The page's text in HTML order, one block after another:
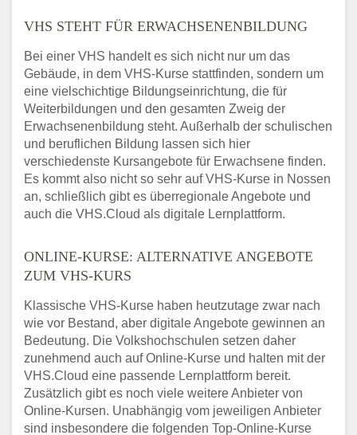
VHS STEHT FÜR ERWACHSENENBILDUNG
Bei einer VHS handelt es sich nicht nur um das
Gebäude, in dem VHS-Kurse stattfinden, sondern um
eine vielschichtige Bildungseinrichtung, die für
Weiterbildungen und den gesamten Zweig der
Erwachsenenbildung steht. Außerhalb der schulischen
und beruflichen Bildung lassen sich hier
verschiedenste Kursangebote für Erwachsene finden.
Es kommt also nicht so sehr auf VHS-Kurse in Nossen
an, schließlich gibt es überregionale Angebote und
auch die VHS.Cloud als digitale Lernplattform.
ONLINE-KURSE: ALTERNATIVE ANGEBOTE
ZUM VHS-KURS
Klassische VHS-Kurse haben heutzutage zwar nach
wie vor Bestand, aber digitale Angebote gewinnen an
Bedeutung. Die Volkshochschulen setzen daher
zunehmend auch auf Online-Kurse und halten mit der
VHS.Cloud eine passende Lernplattform bereit.
Zusätzlich gibt es noch viele weitere Anbieter von
Online-Kursen. Unabhängig vom jeweiligen Anbieter
sind insbesondere die folgenden Top-Online-Kurse